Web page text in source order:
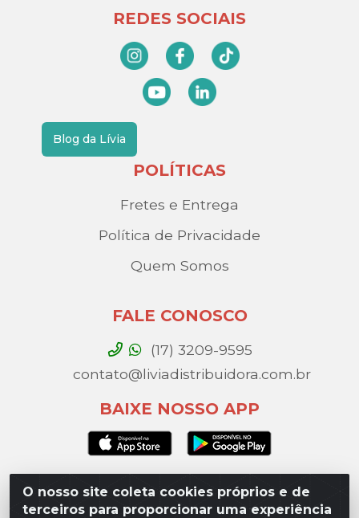
O nosso site coleta cookies próprios e de
terceiros para proporcionar uma experiência
REDES SOCIAIS
Blog da Lívia
POLÍTICAS
Fretes e Entrega
Política de Privacidade
Quem Somos
FALE CONOSCO
(17) 3209-9595
contato@liviadistribuidora.com.br
BAIXE NOSSO APP
Lívia Distribuidora - Av. Percy Gandini, 329 – Vila